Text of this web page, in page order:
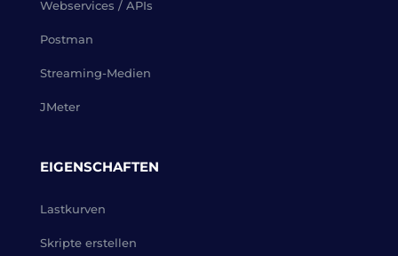
Webservices / APIs
Postman
Streaming-Medien
JMeter
EIGENSCHAFTEN
Lastkurven
Skripte erstellen